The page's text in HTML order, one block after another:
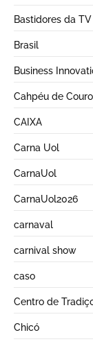
Bastidores da TV
Brasil
Business
Cahpéu de Couro
CAIXA
Carna Uol
CarnaUol
CarnaUol2026
carnaval
carnival show
caso
Centro de
Chicó